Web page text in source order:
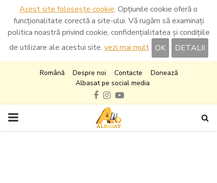
Acest site folosește cookie. Opțiunile cookie oferă o
funcționalitate corectă a site-ului. Vă rugăm să examinați
politica noastră privind cookie, confidențialitatea și condițiile
de utilizare ale acestui site. vezi mai mult OK DETALII
Română Despre noi Contacte
Donează
Albasat pe social media
Facebook
Instagram
Youtube
PRIMARY